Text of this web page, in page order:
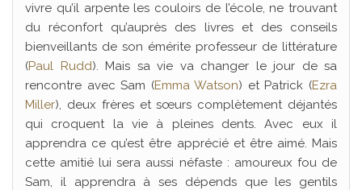
vivre qu’il arpente les couloirs de l’école, ne trouvant
du réconfort qu’auprès des livres et des conseils
bienveillants de son émérite professeur de littérature
(Paul Rudd). Mais sa vie va changer le jour de sa
rencontre avec Sam (Emma Watson) et Patrick (Ezra
Miller), deux frères et sœurs complètement déjantés
qui croquent la vie à pleines dents. Avec eux il
apprendra ce qu’est être apprécié et être aimé. Mais
cette amitié lui sera aussi néfaste : amoureux fou de
Sam, il apprendra à ses dépends que les gentils